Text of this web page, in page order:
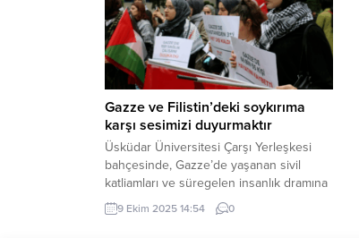
kapasitenin 1500’e çıkarılması
planlanıyor. Fatih Belediyesi, İstanbul’un
en köklü hayvan bakım merkezlerinden
biri olan Yedikule...
Gazze ve Filistin’deki soykırıma
karşı sesimizi duyurmaktır
Üsküdar Üniversitesi Çarşı Yerleşkesi
bahçesinde, Gazze’de yaşanan sivil
katliamları ve süregelen insanlık dramına
dikkat çekmek amacıyla “Sessiz Çağrı ve
Gıyabi Cenaze Namazı” etkinliği
9 Ekim 2025 14:54 0